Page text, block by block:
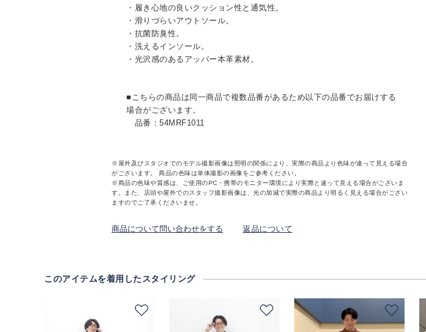
・履き心地の良いクッション性と通気性。
・滑りづらいアウトソール。
・抗菌防臭性。
・洗えるインソール。
・光沢感のあるアッパー本革素材。
■こちらの商品は同一商品で複数品番があるため以下の品番でお届けする
場合がございます。
品番：54MRF1011
※屋外及びスタジオでのモデル撮影画像は照明の関係により、実際の商品より色味が違って見える場合
がございます。 商品の色味は単体撮影の画像をご参考ください。
※商品の色味や質感は、ご使用のPC・携帯のモニター環境により実際と違って見える場合がございま
す。また、店頭や屋外でのスタッフ撮影画像は、光の加減で実際の商品より明るく見える場合がござい
ますのでご了承くださいませ。
商品について問い合わせをする 返品について
このアイテムを着用したスタイリング